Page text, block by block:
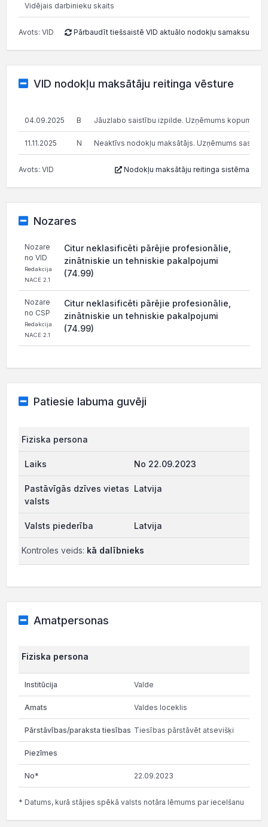
Vidējais darbinieku skaits
Avots: VID Pārbaudīt tiešsaistē VID aktuālo nodokļu samaksu
VID nodokļu maksātāju reitinga vēsture
04.09.2025 B Jāuzlabo saistību izpilde. Uzņēmums kopumā
11.11.2025 N Neaktīvs nodokļu maksātājs. Uzņēmums
Avots: VID Nodokļu maksātāju reitinga sistēma
Nozares
Nozare
no VID
Redakcija
NACE 2.1
Citur neklasificēti pārējie profesionālie,
zinātniskie un tehniskie pakalpojumi
(74.99)
Nozare
no CSP
Redakcija
NACE 2.1
Citur neklasificēti pārējie profesionālie,
zinātniskie un tehniskie pakalpojumi
(74.99)
Patiesie labuma guvēji
Fiziska persona
No 22.09.2023
Latvija
Latvija
Kontroles veids: kā dalībnieks
Amatpersonas
Fiziska persona
Valde
Valdes loceklis
Tiesības pārstāvēt atsevišķi
22.09.2023
* Datums, kurā stājies spēkā valsts notāra lēmums par iecelšanu